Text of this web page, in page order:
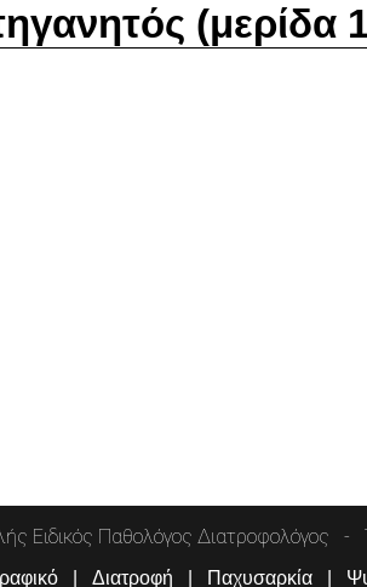
(μερίδα
Ειδικός Παθολόγος Διατροφολόγος
Διατροφή Παχυσαρκία